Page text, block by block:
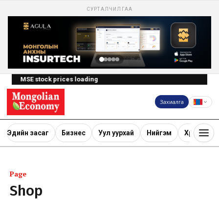
СУРТАЛЧИЛГАА
MSE stock prices loading
Захиалга
Эдийн засаг Бизнес Уул уурхай Нийгэм Хөрөнгө
Page
Shop